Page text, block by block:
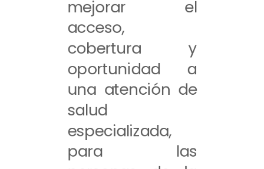
mejorar el
acceso,
cobertura y
oportunidad a
una atención de
salud
especializada,
para las